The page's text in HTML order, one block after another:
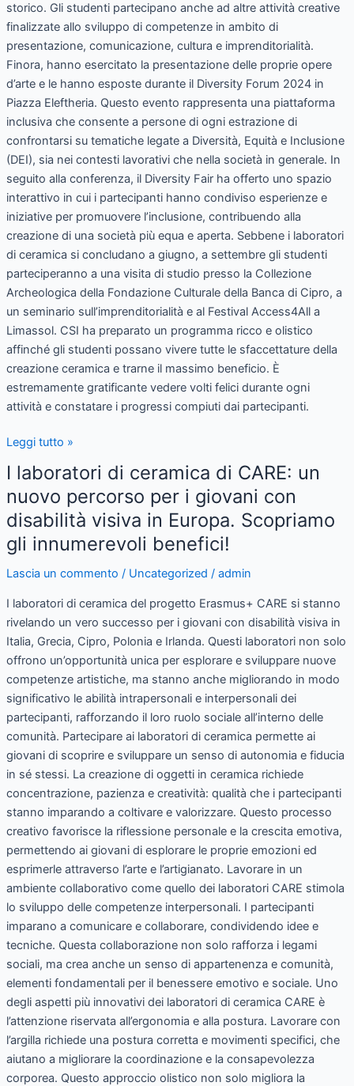
storico. Gli studenti partecipano anche ad altre attività creative
finalizzate allo sviluppo di competenze in ambito di
presentazione, comunicazione, cultura e imprenditorialità.
Finora, hanno esercitato la presentazione delle proprie opere
d’arte e le hanno esposte durante il Diversity Forum 2024 in
Piazza Eleftheria. Questo evento rappresenta una piattaforma
inclusiva che consente a persone di ogni estrazione di
confrontarsi su tematiche legate a Diversità, Equità e Inclusione
(DEI), sia nei contesti lavorativi che nella società in generale. In
seguito alla conferenza, il Diversity Fair ha offerto uno spazio
interattivo in cui i partecipanti hanno condiviso esperienze e
iniziative per promuovere l’inclusione, contribuendo alla
creazione di una società più equa e aperta. Sebbene i laboratori
di ceramica si concludano a giugno, a settembre gli studenti
parteciperanno a una visita di studio presso la Collezione
Archeologica della Fondazione Culturale della Banca di Cipro, a
un seminario sull’imprenditorialità e al Festival Access4All a
Limassol. CSI ha preparato un programma ricco e olistico
affinché gli studenti possano vivere tutte le sfaccettature della
creazione ceramica e trarne il massimo beneficio. È
estremamente gratificante vedere volti felici durante ogni
attività e constatare i progressi compiuti dai partecipanti.
Leggi tutto »
I laboratori di ceramica di CARE: un
nuovo percorso per i giovani con
disabilità visiva in Europa. Scopriamo
gli innumerevoli benefici!
Lascia un commento / Uncategorized / admin
I laboratori di ceramica del progetto Erasmus+ CARE si stanno
rivelando un vero successo per i giovani con disabilità visiva in
Italia, Grecia, Cipro, Polonia e Irlanda. Questi laboratori non solo
offrono un’opportunità unica per esplorare e sviluppare nuove
competenze artistiche, ma stanno anche migliorando in modo
significativo le abilità intrapersonali e interpersonali dei
partecipanti, rafforzando il loro ruolo sociale all’interno delle
comunità. Partecipare ai laboratori di ceramica permette ai
giovani di scoprire e sviluppare un senso di autonomia e fiducia
in sé stessi. La creazione di oggetti in ceramica richiede
concentrazione, pazienza e creatività: qualità che i partecipanti
stanno imparando a coltivare e valorizzare. Questo processo
creativo favorisce la riflessione personale e la crescita emotiva,
permettendo ai giovani di esplorare le proprie emozioni ed
esprimerle attraverso l’arte e l’artigianato. Lavorare in un
ambiente collaborativo come quello dei laboratori CARE stimola
lo sviluppo delle competenze interpersonali. I partecipanti
imparano a comunicare e collaborare, condividendo idee e
tecniche. Questa collaborazione non solo rafforza i legami
sociali, ma crea anche un senso di appartenenza e comunità,
elementi fondamentali per il benessere emotivo e sociale. Uno
degli aspetti più innovativi dei laboratori di ceramica CARE è
l’attenzione riservata all’ergonomia e alla postura. Lavorare con
l’argilla richiede una postura corretta e movimenti specifici, che
aiutano a migliorare la coordinazione e la consapevolezza
corporea. Questo approccio olistico non solo migliora la
I
di
ceramica
di
nuovo
percorso
per
i
giovani
con
disabilità
visiva
in
Europa.
Scopriamo
gli
innumerevoli
benefici!